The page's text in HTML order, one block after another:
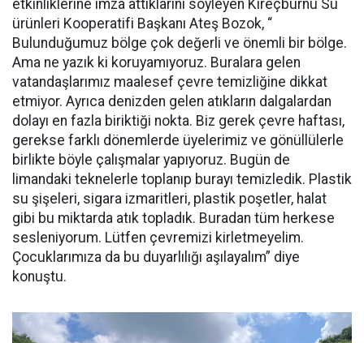
etkinliklerine imza attıklarını söyleyen Kireçburnu Su
ürünleri Kooperatifi Başkanı Ateş Bozok, “
Bulunduğumuz bölge çok değerli ve önemli bir bölge.
Ama ne yazık ki koruyamıyoruz. Buralara gelen
vatandaşlarımız maalesef çevre temizliğine dikkat
etmiyor. Ayrıca denizden gelen atıkların dalgalardan
dolayı en fazla biriktiği nokta. Biz gerek çevre haftası,
gerekse farklı dönemlerde üyelerimiz ve gönüllülerle
birlikte böyle çalışmalar yapıyoruz. Bugün de
limandaki teknelerle toplanıp burayı temizledik. Plastik
su şişeleri, sigara izmaritleri, plastik poşetler, halat
gibi bu miktarda atık topladık. Buradan tüm herkese
sesleniyorum. Lütfen çevremizi kirletmeyelim.
Çocuklarımıza da bu duyarlılığı aşılayalım” diye
konuştu.